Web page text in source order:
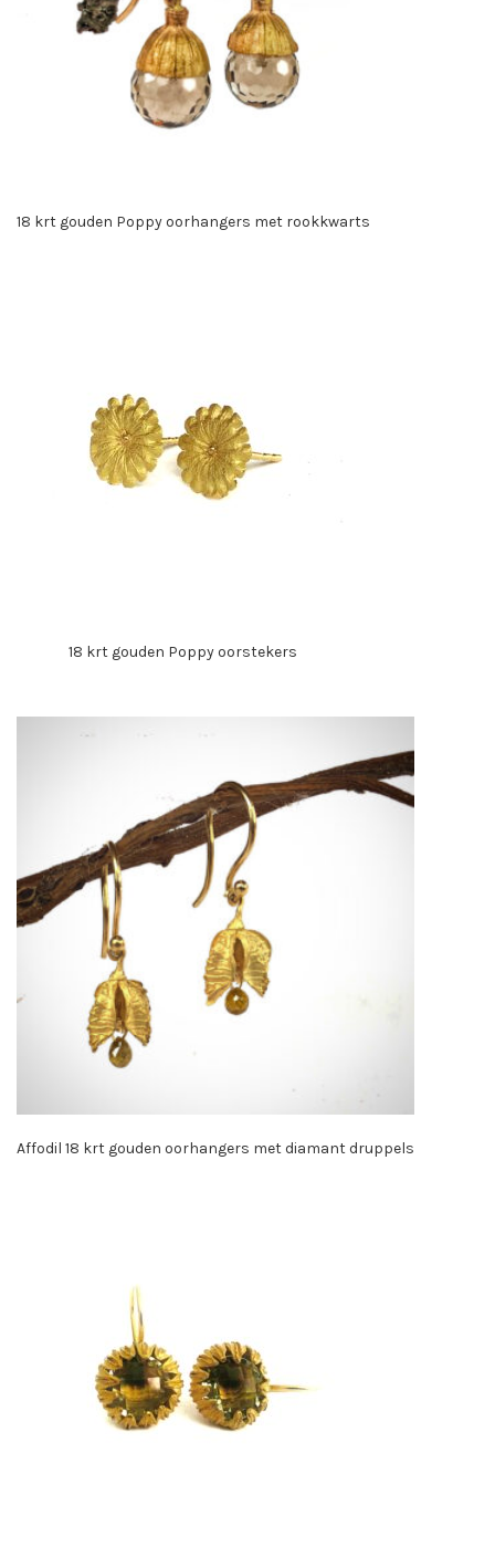
18 krt gouden Poppy oorhangers met rookkwarts
18 krt gouden Poppy oorstekers
Affodil 18 krt gouden oorhangers met diamant druppels